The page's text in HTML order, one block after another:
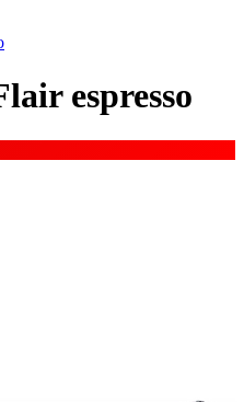
espresso